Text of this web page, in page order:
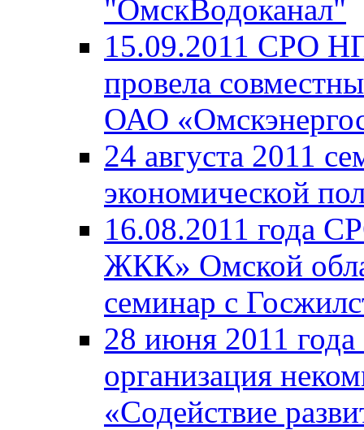
"ОмскВодоканал"
15.09.2011 СРО
провела
ОАО
24 августа 2011
экономической
16.08.2011 года
ЖКК» Омской
семинар с
28 июня 2011
организация
«Содействие